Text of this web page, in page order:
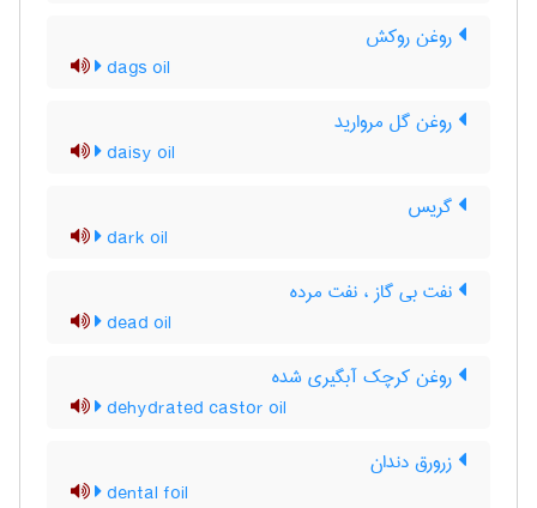
روغن روکش
dags oil
روغن گل مروارید
daisy oil
گریس
dark oil
نفت بی گاز ، نفت مرده
dead oil
روغن کرچک آبگیری شده
dehydrated castor oil
زرورق دندان
dental foil